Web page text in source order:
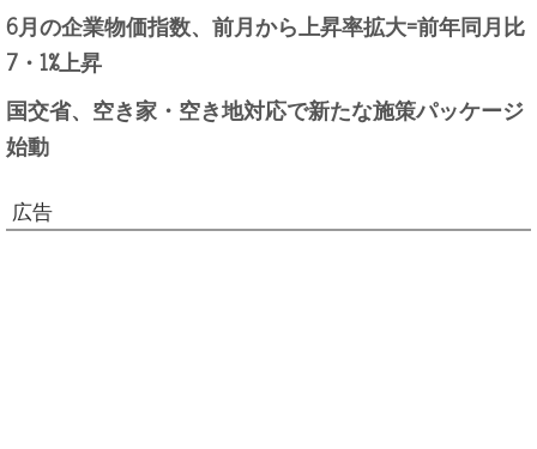
6月の企業物価指数、前月から上昇率拡大=前年同月比
7・1%上昇
国交省、空き家・空き地対応で新たな施策パッケージ
始動
広告